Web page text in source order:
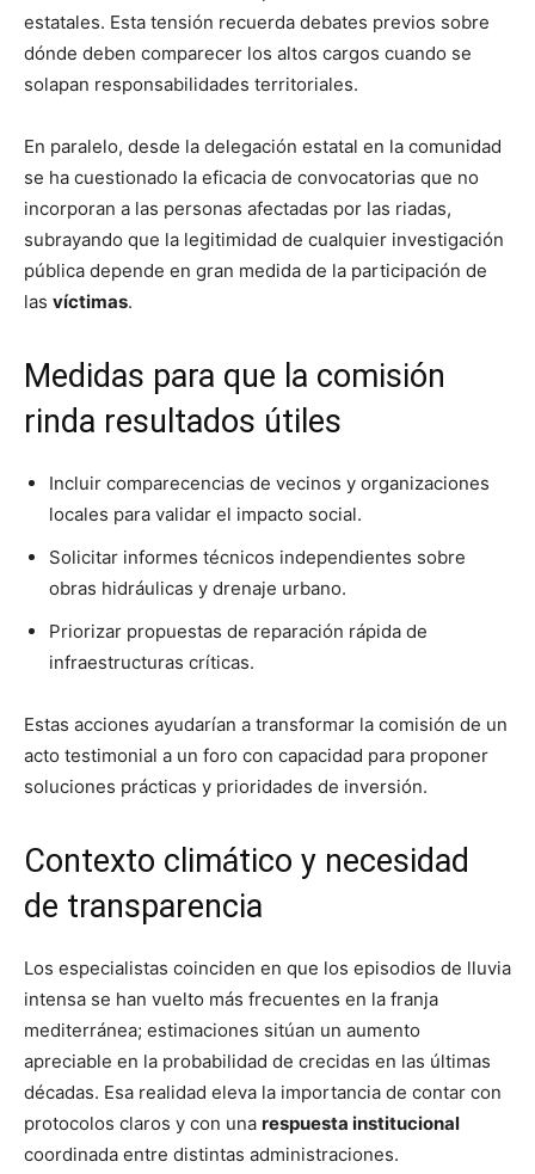
estatales. Esta tensión recuerda debates previos sobre
dónde deben comparecer los altos cargos cuando se
solapan responsabilidades territoriales.
En paralelo, desde la delegación estatal en la comunidad
se ha cuestionado la eficacia de convocatorias que no
incorporan a las personas afectadas por las riadas,
subrayando que la legitimidad de cualquier investigación
pública depende en gran medida de la participación de
las víctimas.
Medidas para que la comisión
rinda resultados útiles
Incluir comparecencias de vecinos y organizaciones
locales para validar el impacto social.
Solicitar informes técnicos independientes sobre
obras hidráulicas y drenaje urbano.
Priorizar propuestas de reparación rápida de
infraestructuras críticas.
Estas acciones ayudarían a transformar la comisión de un
acto testimonial a un foro con capacidad para proponer
soluciones prácticas y prioridades de inversión.
Contexto climático y necesidad
de transparencia
Los especialistas coinciden en que los episodios de lluvia
intensa se han vuelto más frecuentes en la franja
mediterránea; estimaciones sitúan un aumento
apreciable en la probabilidad de crecidas en las últimas
décadas. Esa realidad eleva la importancia de contar con
protocolos claros y con una respuesta institucional
coordinada entre distintas administraciones.